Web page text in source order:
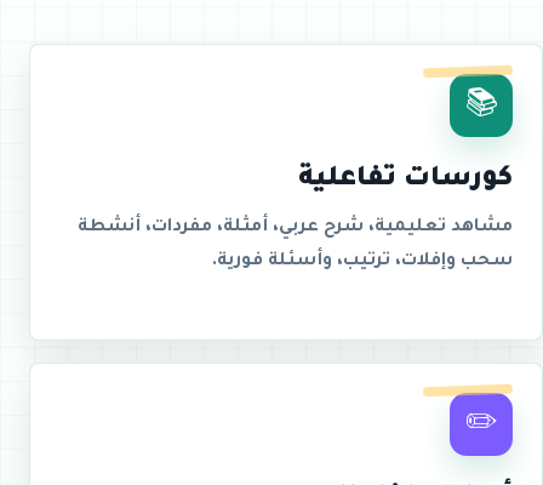
📚
كورسات تفاعلية
مشاهد تعليمية، شرح عربي، أمثلة، مفردات، أنشطة
سحب وإفلات، ترتيب، وأسئلة فورية.
✏️